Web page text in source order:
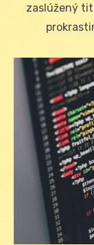
zaslúžený